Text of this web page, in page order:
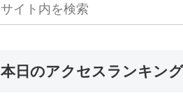
本日のアクセスランキング